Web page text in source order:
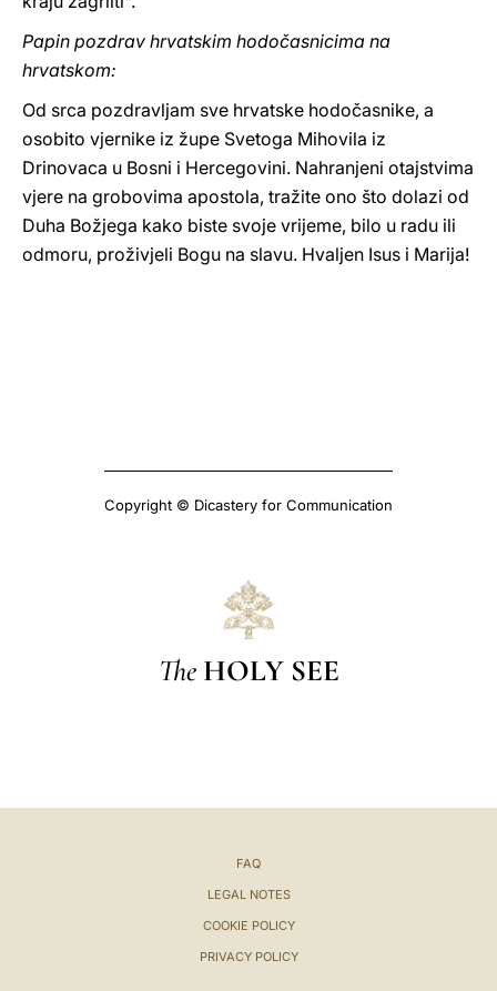
Papin pozdrav hrvatskim hodočasnicima na
hrvatskom:
Od srca pozdravljam sve hrvatske hodočasnike, a
osobito vjernike iz župe Svetoga Mihovila iz
Drinovaca u Bosni i Hercegovini. Nahranjeni otajstvima
vjere na grobovima apostola, tražite ono što dolazi od
Duha Božjega kako biste svoje vrijeme, bilo u radu ili
odmoru, proživjeli Bogu na slavu. Hvaljen Isus i Marija!
Copyright © Dicastery for Communication
The HOLY SEE
FAQ
LEGAL NOTES
COOKIE POLICY
PRIVACY POLICY